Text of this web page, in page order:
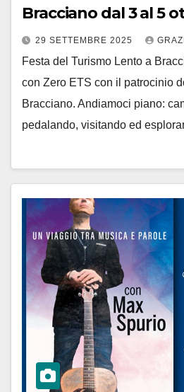
Bracciano dal 3 al 5
29 SETTEMBRE 2025
Festa del Turismo Lento a
con Zero ETS con il patrocinio
Bracciano. Andiamoci piano:
pedalando, visitando ed